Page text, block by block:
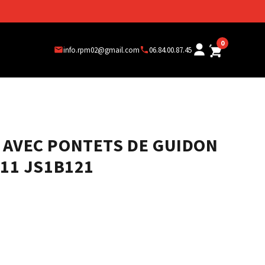
info.rpm02@gmail.com 06.84.00.87.45
0
PONTETS DE GUIDON
JS1B121